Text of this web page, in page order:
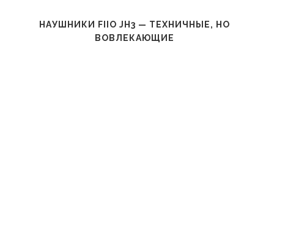
НАУШНИКИ FIIO JH3 — ТЕХНИЧНЫЕ, НО
ВОВЛЕКАЮЩИЕ